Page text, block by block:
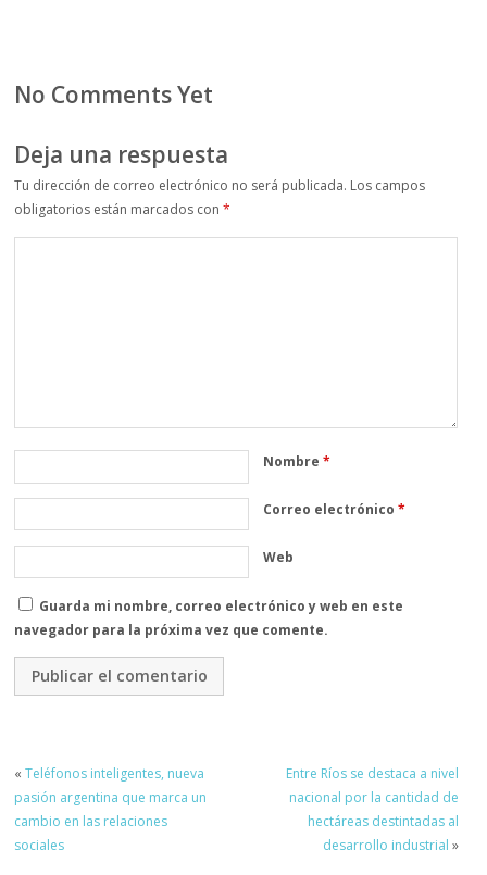
No Comments Yet
Deja una respuesta
Tu dirección de correo electrónico no será publicada. Los campos
obligatorios están marcados con*
Nombre*
Correo electrónico*
Web
Guarda mi nombre, correo electrónico y web en este
navegador para la próxima vez que comente.
«Teléfonos inteligentes, nueva
pasión argentina que marca un
cambio en las relaciones
sociales
Entre Ríos se destaca a nivel
nacional por la cantidad de
hectáreas destintadas al
desarrollo industrial »